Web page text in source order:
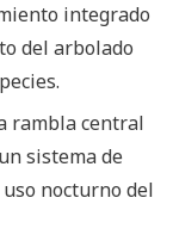
integrado
del arbolado
rambla central
sistema de
nocturno del